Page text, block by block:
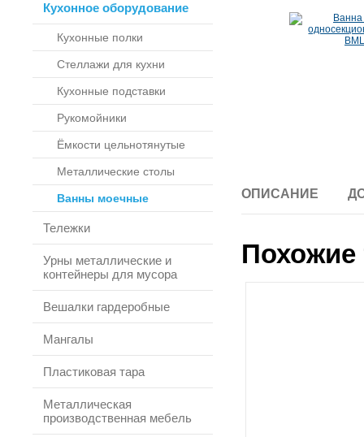
Кухонное оборудование
Кухонные полки
Стеллажи для кухни
Кухонные подставки
Рукомойники
Ёмкости цельнотянутые
Металлические столы
Ванны моечные
Тележки
Урны металлические и
контейнеры для мусора
Вешалки гардеробные
Мангалы
Пластиковая тара
Металлическая
производственная мебель
ОПИСАНИЕ